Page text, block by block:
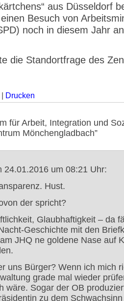
aus Düsseldorf
Besuch von
noch in diesem Jahr
die Standortfrage des
Drucken
für Arbeit, Integration und
Mönchengladbach”
24.01.2016 um 08:21 Uhr:
Hust.
der spricht?
Glaubhaftigkeit – da
Geschichte mit den
JHQ ne goldene Nase auf
uns Bürger? Wenn ich mich
grade mal wieder
wäre. Sogar der OB
zu dem Schwachsinn